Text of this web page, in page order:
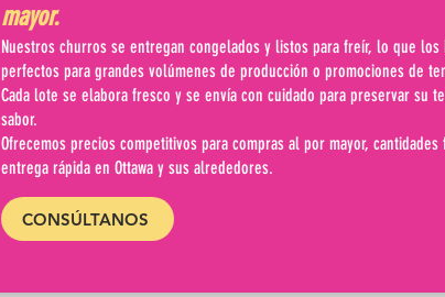
mayor.
Nuestros churros se entregan congelados y listos para freír, lo que los
perfectos para grandes volúmenes de producción o promociones de
Cada lote se elabora fresco y se envía con cuidado para preservar su
sabor.
Ofrecemos precios competitivos para compras al por mayor,
entrega rápida en Ottawa y sus alrededores.
CONSÚLTANOS